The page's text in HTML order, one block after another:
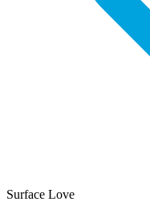
Surface Love